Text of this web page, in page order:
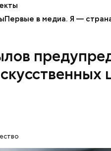
Первые в медиа. Я —